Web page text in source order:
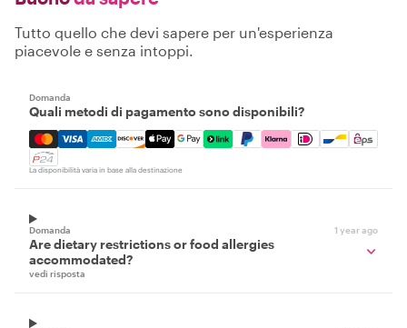
Tutto quello che devi sapere per un'esperienza
piacevole e senza intoppi.
Domanda
Quali metodi di pagamento sono disponibili?
Mastercard, Visa, Amex, Discover, Apple Pay, Google
La disponibilità varia in base alla destinazione
Domanda 1 year ago
Are dietary restrictions or food allergies
accommodated?
vedi risposta